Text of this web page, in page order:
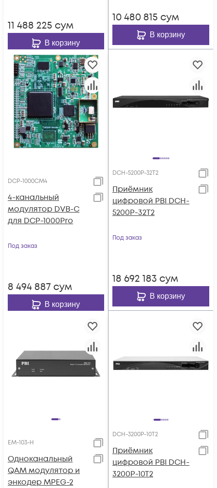
11 488 225 сум
В корзину
10 480 815 сум
В корзину
DCP-1000CM4
4-канальный
модулятор DVB-C
для DCP-1000Pro
Под заказ
8 494 887 сум
В корзину
DCH-5200P-32T2
Приёмник
цифровой PBI DCH-
5200P-32T2
Под заказ
18 692 183 сум
В корзину
EM-103-H
Одноканальный
QAM модулятор и
энкодер MPEG-2
DCH-3200P-10T2
Приёмник
цифровой PBI DCH-
3200P-10T2